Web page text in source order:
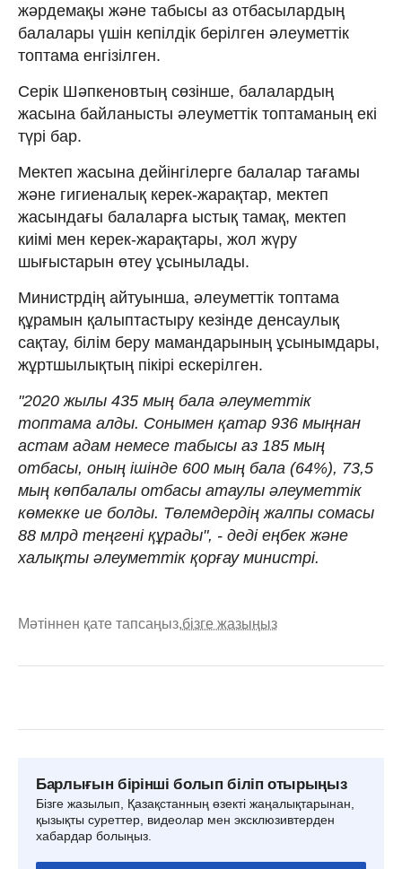
жәрдемақы және табысы аз отбасылардың
балалары үшін кепілдік берілген әлеуметтік
топтама енгізілген.
Серік Шәпкеновтың сөзінше, балалардың
жасына байланысты әлеуметтік топтаманың екі
түрі бар.
Мектеп жасына дейінгілерге балалар тағамы
және гигиеналық керек-жарақтар, мектеп
жасындағы балаларға ыстық тамақ, мектеп
киімі мен керек-жарақтары, жол жүру
шығыстарын өтеу ұсынылады.
Министрдің айтуынша, әлеуметтік топтама
құрамын қалыптастыру кезінде денсаулық
сақтау, білім беру мамандарының ұсынымдары,
жұртшылықтың пікірі ескерілген.
"2020 жылы 435 мың бала әлеуметтік
топтама алды. Сонымен қатар 936 мыңнан
астам адам немесе табысы аз 185 мың
отбасы, оның ішінде 600 мың бала (64%), 73,5
мың көпбалалы отбасы атаулы әлеуметтік
көмекке ие болды. Төлемдердің жалпы сомасы
88 млрд теңгені құрады", - деді еңбек және
халықты әлеуметтік қорғау министрі.
Мәтіннен қате тапсаңыз,бізге жазыңыз
Барлығын бірінші болып біліп отырыңыз
Бізге жазылып, Қазақстанның өзекті жаңалықтарынан,
қызықты суреттер, видеолар мен эксклюзивтерден
хабардар болыңыз.